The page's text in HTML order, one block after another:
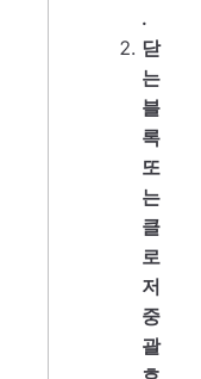
.
닫
는
블
록
또
는
클
로
저
중
괄